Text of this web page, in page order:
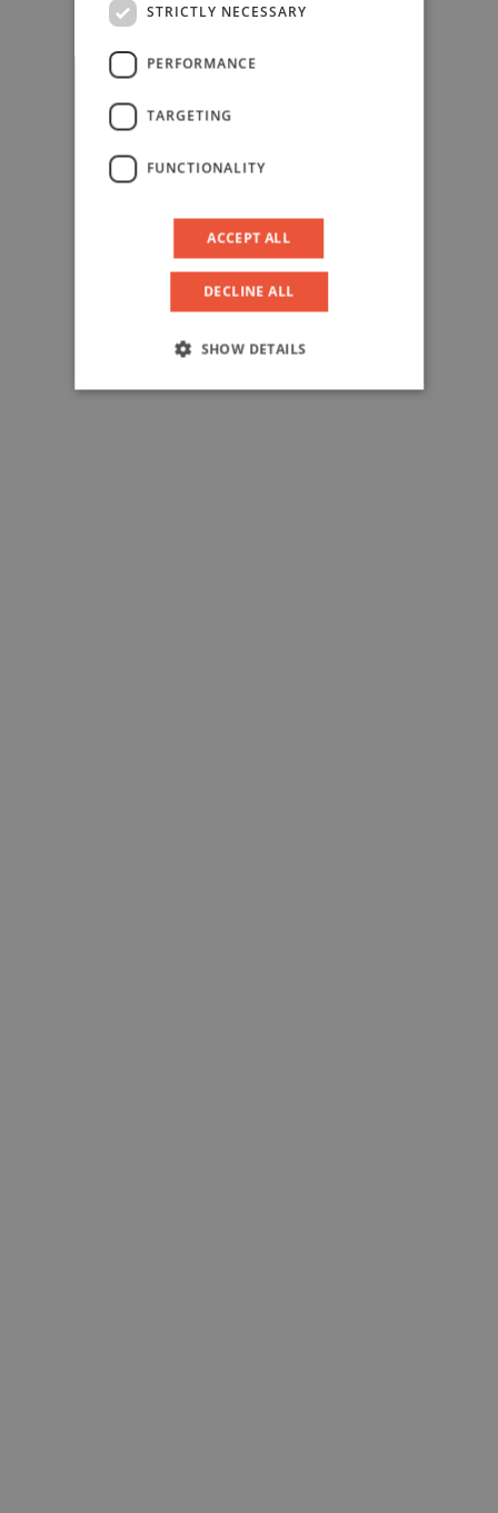
STRICTLY NECESSARY
PERFORMANCE
TARGETING
FUNCTIONALITY
ACCEPT ALL
DECLINE ALL
SHOW DETAILS